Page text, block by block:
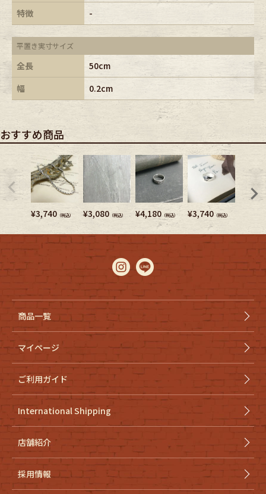
特徴
-
平置き実寸サイズ
全長
50cm
幅
0.2cm
おすすめ商品
¥3,740 （税込） ¥3,080 （税込） ¥4,180 （税込） ¥3,740 （税込）
商品一覧
マイページ
ご利用ガイド
International Shipping
店舗紹介
採用情報